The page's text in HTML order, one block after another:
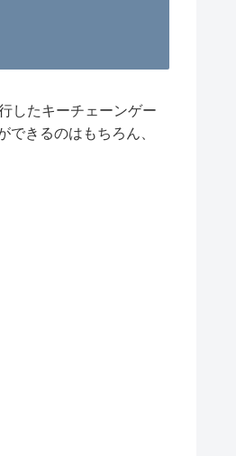
したキーチェーンゲー
きるのはもちろん、